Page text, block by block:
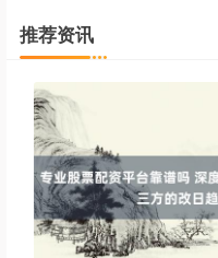
沪深300 4694.44
推荐资讯